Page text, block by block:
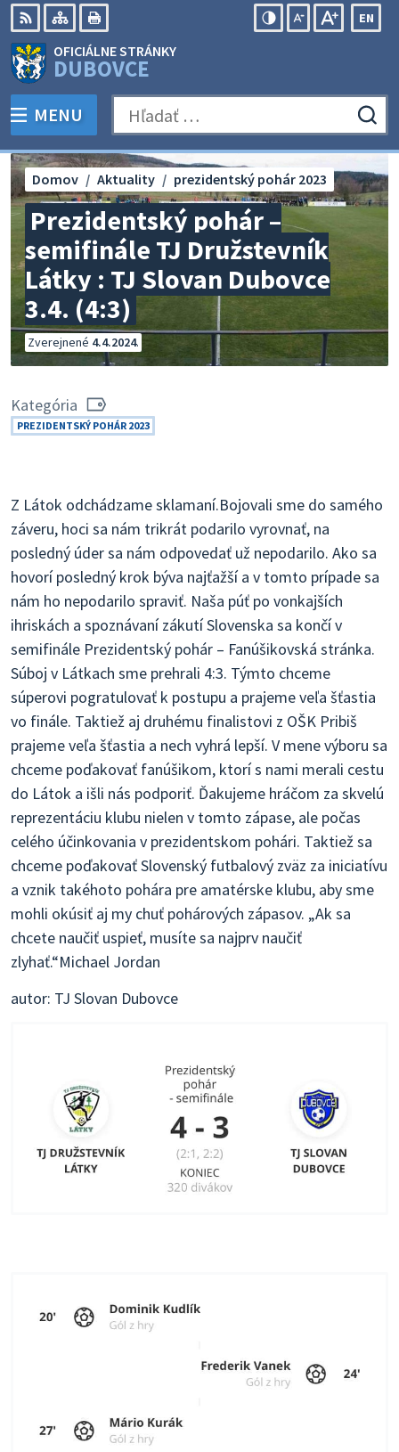
Preskočiť
na
obsah
RSS Mapa
EN
OFICIÁLNE STRÁNKY
DUBOVCE
PREPNÚŤ
MENU Hľadať:
Prezidentský pohár –
semifinále TJ Družstevník
Látky : TJ Slovan Dubovce
3.4. (4:3)
Domov Aktuality prezidentský pohár 2023
Zverejnené 4.4.2024.
Kategória
PREZIDENTSKÝ POHÁR 2023
Z Látok odchádzame sklamaní.Bojovali sme do samého
záveru, hoci sa nám trikrát podarilo vyrovnať, na
posledný úder sa nám odpovedať už nepodarilo. Ako sa
hovorí posledný krok býva najťažší a v tomto prípade sa
nám ho nepodarilo spraviť. Naša púť po vonkajších
ihriskách a spoznávaní zákutí Slovenska sa končí v
semifinále Prezidentský pohár – Fanúšikovská stránka.
Súboj v Látkach sme prehrali 4:3. Týmto chceme
súperovi pogratulovať k postupu a prajeme veľa šťastia
vo finále. Taktiež aj druhému finalistovi z OŠK Pribiš
prajeme veľa šťastia a nech vyhrá lepší. V mene výboru sa
chceme poďakovať fanúšikom, ktorí s nami merali cestu
do Látok a išli nás podporiť. Ďakujeme hráčom za skvelú
reprezentáciu klubu nielen v tomto zápase, ale počas
celého účinkovania v prezidentskom pohári. Taktiež sa
chceme poďakovať Slovenský futbalový zväz za iniciatívu
a vznik takéhoto pohára pre amatérske klubu, aby sme
mohli okúsiť aj my chuť pohárových zápasov. „Ak sa
chcete naučiť uspieť, musíte sa najprv naučiť
zlyhať.“Michael Jordan
autor: TJ Slovan Dubovce